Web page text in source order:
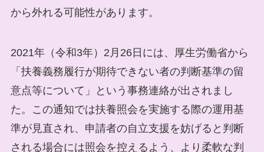
から外れる可能性があります。
2021年（令和3年）2月26日には、厚生労働省から
「扶養義務履行が期待できない者の判断基準の留
意点等について」という事務連絡が出されまし
た。この通知では扶養照会を実施する際の運用基
準が見直され、申請者の自立支援を妨げると判断
される場合には照会を控えるよう、より柔軟な判